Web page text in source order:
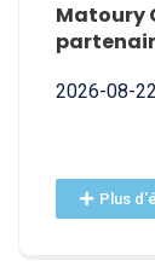
Matoury
2026-08-22
Plus